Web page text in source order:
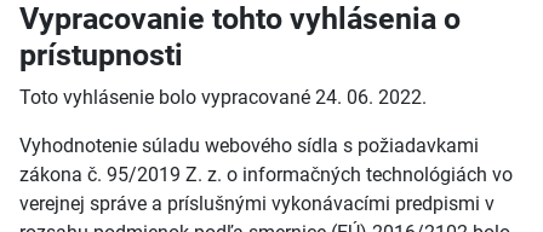
Vypracovanie tohto vyhlásenia o
prístupnosti
Toto vyhlásenie bolo vypracované 24. 06. 2022.
Vyhodnotenie súladu webového sídla s požiadavkami
zákona č. 95/2019 Z. z. o informačných technológiách vo
verejnej správe a príslušnými vykonávacími predpismi v